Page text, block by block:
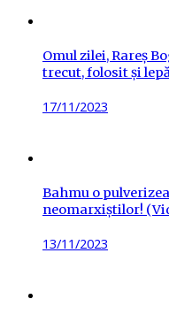
Omul zilei, Rareș
trecut, folosit și
Posted
17/11/2023
Bahmu o
neomarxiștilor!
Posted
13/11/2023